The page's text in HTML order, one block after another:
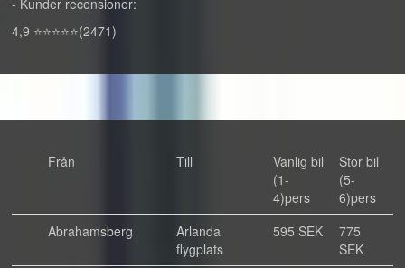
- Kunder recensioner:
4,9 ⭐⭐⭐⭐⭐(2471)
Från Till
Vanlig bil
(1-
4)pers
Stor bil
(5-
6)pers
Abrahamsberg
Arlanda
flygplats
595 SEK
775
SEK